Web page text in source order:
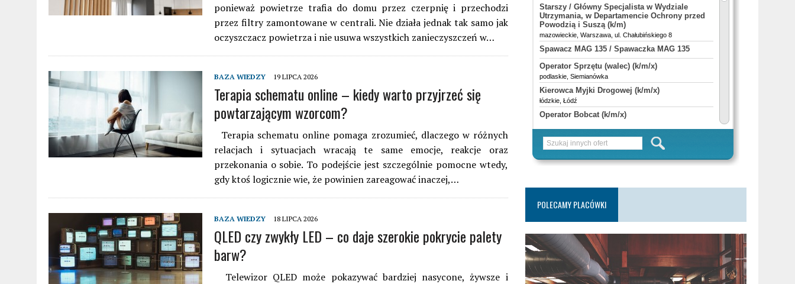
ponieważ powietrze trafia do domu przez czerpnię i przechodzi
przez filtry zamontowane w centrali. Nie działa jednak tak samo jak
oczyszczacz powietrza i nie usuwa wszystkich zanieczyszczeń w…
BAZA WIEDZY 19 LIPCA 2026
Terapia schematu online – kiedy warto przyjrzeć się
powtarzającym wzorcom?
Terapia schematu online pomaga zrozumieć, dlaczego w różnych
relacjach i sytuacjach wracają te same emocje, reakcje oraz
przekonania o sobie. To podejście jest szczególnie pomocne wtedy,
gdy ktoś logicznie wie, że powinien zareagować inaczej,…
BAZA WIEDZY 18 LIPCA 2026
QLED czy zwykły LED – co daje szerokie pokrycie palety
barw?
Telewizor QLED może pokazywać bardziej nasycone, żywsze i
POLECAMY PLACÓWKI